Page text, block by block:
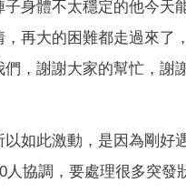
子身體不太穩定的他今天
再大的困難都走過來了
， 謝謝大家的幫忙，謝
如此激動，是因為剛好
協調， 要處理很多突發